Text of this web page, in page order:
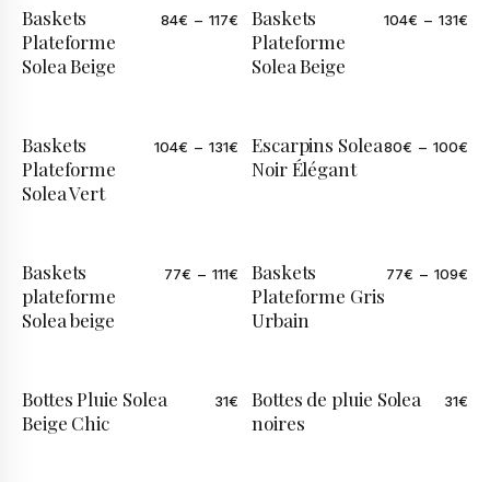
Baskets
Plateforme
Solea Beige
84€ – 117€
Baskets
Plateforme
Solea Beige
104€ – 131€
Baskets
Plateforme
Solea Vert
104€ – 131€
Escarpins Solea
Noir Élégant
80€ – 100€
Baskets
plateforme
Solea beige
77€ – 111€
Baskets
Plateforme Gris
Urbain
77€ – 109€
ÉDITION LIMITÉE
Bottes Pluie Solea
Beige Chic
31€ ÉDITION LIMITÉE
Bottes de pluie Solea
noires
31€